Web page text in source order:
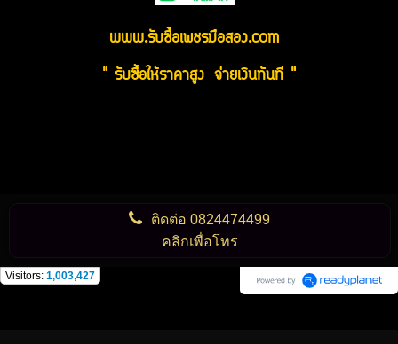
www.รับซื้อเพชรมือสอง.com
" รับซื้อให้ราคาสูง จ่ายเงินทันที "
ติดต่อ0824474499
คลิกเพื่อโทร
Visitors: 1,003,427